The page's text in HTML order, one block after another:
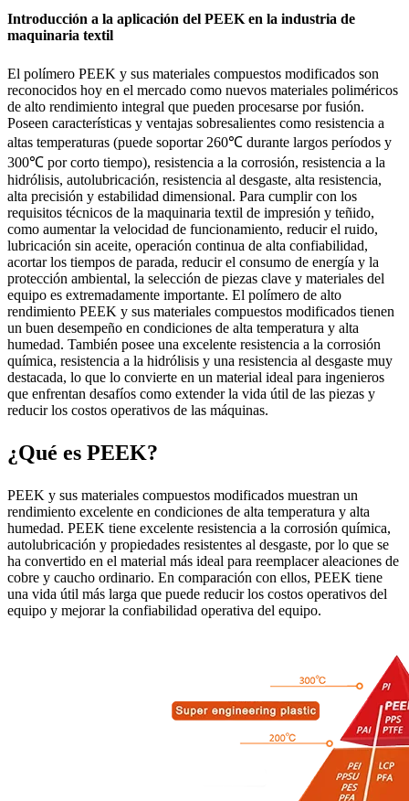
Introducción a la aplicación del PEEK en la industria de
maquinaria textil
El polímero PEEK y sus materiales compuestos modificados son
reconocidos hoy en el mercado como nuevos materiales poliméricos
de alto rendimiento integral que pueden procesarse por fusión.
Poseen características y ventajas sobresalientes como resistencia a
altas temperaturas (puede soportar 260℃ durante largos períodos y
300℃ por corto tiempo), resistencia a la corrosión, resistencia a la
hidrólisis, autolubricación, resistencia al desgaste, alta resistencia,
alta precisión y estabilidad dimensional. Para cumplir con los
requisitos técnicos de la maquinaria textil de impresión y teñido,
como aumentar la velocidad de funcionamiento, reducir el ruido,
lubricación sin aceite, operación continua de alta confiabilidad,
acortar los tiempos de parada, reducir el consumo de energía y la
protección ambiental, la selección de piezas clave y materiales del
equipo es extremadamente importante. El polímero de alto
rendimiento PEEK y sus materiales compuestos modificados tienen
un buen desempeño en condiciones de alta temperatura y alta
humedad. También posee una excelente resistencia a la corrosión
química, resistencia a la hidrólisis y una resistencia al desgaste muy
destacada, lo que lo convierte en un material ideal para ingenieros
que enfrentan desafíos como extender la vida útil de las piezas y
reducir los costos operativos de las máquinas.
¿Qué es PEEK?
PEEK y sus materiales compuestos modificados muestran un
rendimiento excelente en condiciones de alta temperatura y alta
humedad. PEEK tiene excelente resistencia a la corrosión química,
autolubricación y propiedades resistentes al desgaste, por lo que se
ha convertido en el material más ideal para reemplacer aleaciones de
cobre y caucho ordinario. En comparación con ellos, PEEK tiene
una vida útil más larga que puede reducir los costos operativos del
equipo y mejorar la confiabilidad operativa del equipo.